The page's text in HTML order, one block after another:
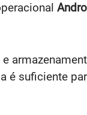
e
é suficiente